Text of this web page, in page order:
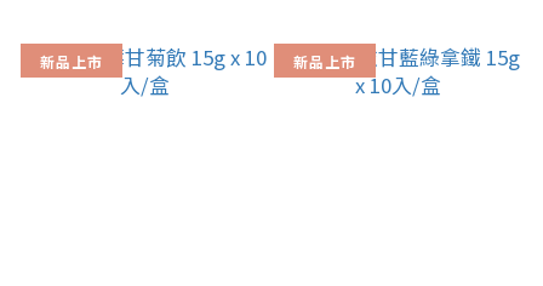
新品上市 新品上市